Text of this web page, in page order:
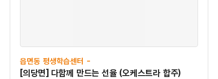
읍면동 평생학습센터 -
[의당면] 다함께 만드는 선율 (오케스트라 합주)